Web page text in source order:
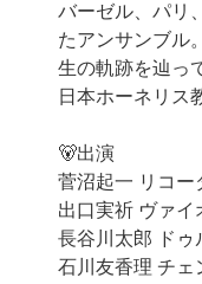
バーゼル、パリ
たアンサンブル
生の軌跡を辿っ
日本ホーネリス
🐻出演
菅沼起一 リコー
出口実祈 ヴァイ
長谷川太郎 ドゥ
石川友香理 チェ